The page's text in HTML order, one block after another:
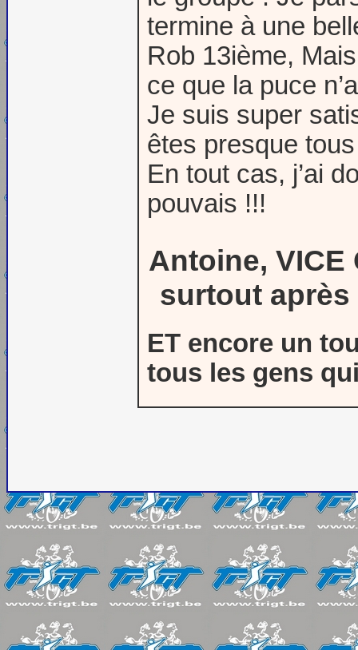
termine à une
Rob 13ième,
ce que la puce
Je suis super
êtes presque
En tout cas, j’ai
pouvais !!!
Antoine, VICE
surtout après
ET encore un
tous les gens